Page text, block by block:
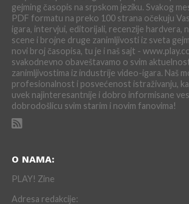
gejming časopis na srpskom jeziku. Svakog
PDF formatu na preko 100 strana očekuju
igara, intervjui, editorijali, recenzije hardvera,
scene i brojne druge zanimljivosti iz sveta
novi broj časopisa, tu je i naš sajt -
svakodnevno obaveštavamo o svim
zanimljivostima iz industrije video-igara. Naš
profesionalnost i posvećenost istraživanju,
uvek najinteresantnije i dobro informisane
dobrodošlicu svim starim i novim fanovima!
O NAMA:
PLAY! Zine
Adresa redakcije: